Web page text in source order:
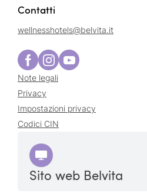
Contatti
wellnesshotels@belvita.it
Note legali
Privacy
Impostazioni privacy
Codici CIN
Sito web Belvita